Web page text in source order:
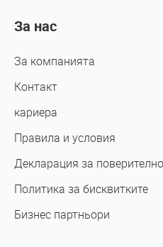
За нас
За компанията
Контакт
кариера
Правила и условия
Декларация за
Политика за бисквитките
Бизнес партньори